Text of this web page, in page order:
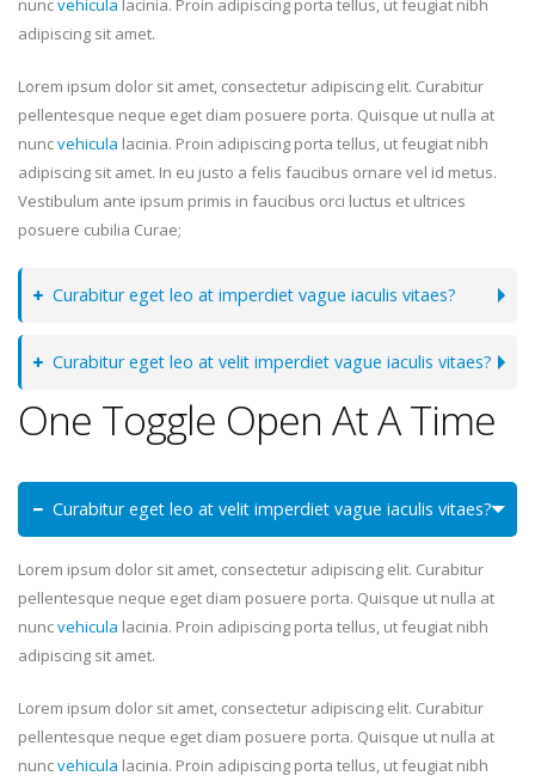
nuncvehicula lacinia. Proin adipiscing porta tellus, ut feugiat nibh
adipiscing sit amet.
Lorem ipsum dolor sit amet, consectetur adipiscing elit. Curabitur
pellentesque neque eget diam posuere porta. Quisque ut nulla at
nuncvehicula lacinia. Proin adipiscing porta tellus, ut feugiat nibh
adipiscing sit amet. In eu justo a felis faucibus ornare vel id metus.
Vestibulum ante ipsum primis in faucibus orci luctus et ultrices
posuere cubilia Curae;
Curabitur eget leo at imperdiet vague iaculis vitaes?
Curabitur eget leo at velit imperdiet vague iaculis vitaes?
One Toggle Open At A Time
Curabitur eget leo at velit imperdiet vague iaculis vitaes?
Lorem ipsum dolor sit amet, consectetur adipiscing elit. Curabitur
pellentesque neque eget diam posuere porta. Quisque ut nulla at
nuncvehicula lacinia. Proin adipiscing porta tellus, ut feugiat nibh
adipiscing sit amet.
Lorem ipsum dolor sit amet, consectetur adipiscing elit. Curabitur
pellentesque neque eget diam posuere porta. Quisque ut nulla at
nuncvehicula lacinia. Proin adipiscing porta tellus, ut feugiat nibh